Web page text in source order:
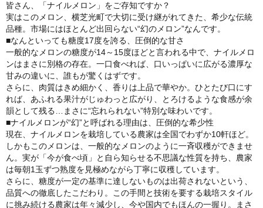
皆さん、「ナイルメロン」をご存知ですか？
実はこのメロン、横芝光町で大切に受け継がれてきた、希少な伝統
品種。市場にはほとんど出回らない“幻のメロン”なんです。
■なんといっても糖度17度を誇る、圧倒的な甘さ
一般的なメロンの糖度が14～15度ほどと言われる中で、ナイルメロ
ンはまさに別格の存在。一口食べれば、口いっぱいに広がる濃厚な
甘みの違いに、誰もが驚くはずです。
さらに、肉質はきめ細かく、香りは上品で華やか。ひとたび口にす
れば、あふれる果汁がじゅわっと広がり、とろけるような食感が余
韻として残る…まさに“忘れられない”特別な味わいです。
■ナイルメロンが“幻”と呼ばれる理由は、圧倒的な希少性
現在、ナイルメロンを栽培している農家は全国でわずか10軒ほど。
しかもこのメロンは、一般的なメロンのように一斉収穫ができませ
ん。実が「今が食べ頃」と自ら知らせる不思議な性質を持ち、農家
は毎朝1玉ずつ熟度を見極めながら丁寧に収穫しています。
さらに、糖度が一定の基準に達しないものは出荷されないという、
品質への徹底したこだわり。この手間と技術を要する栽培スタイル
に挑み続ける農家は年々減少し、今や国内でもほんの一握り。まさ